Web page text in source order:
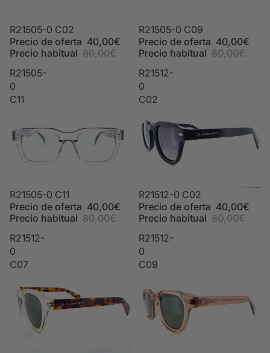
Oferta
R21505-0 C02
Precio de oferta 40,00€
Precio habitual 80,00€
Oferta
R21505-0 C09
Precio de oferta 40,00€
Precio habitual 80,00€
R21505-
0
C11
Oferta
R21505-0 C11
Precio de oferta 40,00€
Precio habitual 80,00€
R21512-
0
C02
Oferta
R21512-0 C02
Precio de oferta 40,00€
Precio habitual 80,00€
R21512-
0
C07
R21512-
0
C09